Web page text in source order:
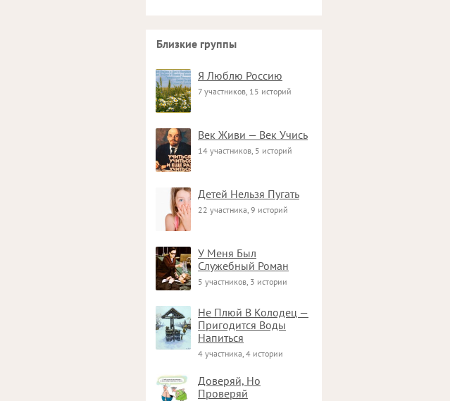
Близкие группы
Я Люблю Россию
7 участников, 15 историй
Век Живи — Век Учись
14 участников, 5 историй
Детей Нельзя Пугать
22 участника, 9 историй
У Меня Был
Служебный Роман
5 участников, 3 истории
Не Плюй В Колодец —
Пригодится Воды
Напиться
4 участника, 4 истории
Доверяй, Но
Проверяй